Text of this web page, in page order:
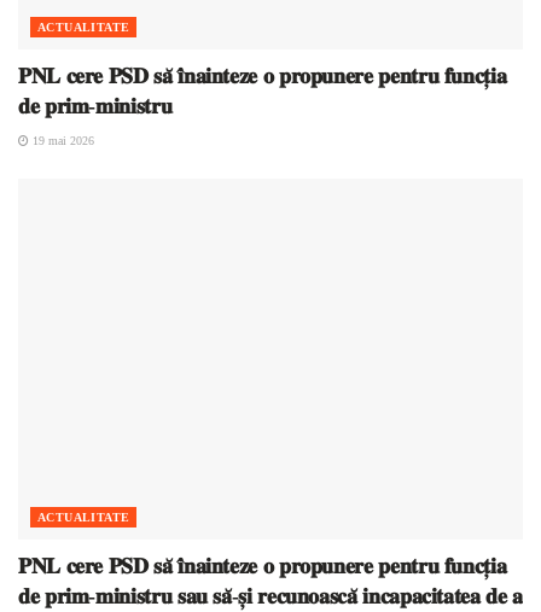
ACTUALITATE
𝐏𝐍𝐋 𝐜𝐞𝐫𝐞 𝐏𝐒𝐃 𝐬𝐚̆ 𝐢̂𝐧𝐚𝐢𝐧𝐭𝐞𝐳𝐞 𝐨 𝐩𝐫𝐨𝐩𝐮𝐧𝐞𝐫𝐞 𝐩𝐞𝐧𝐭𝐫𝐮 𝐟𝐮𝐧𝐜𝐭̦𝐢𝐚
𝐝𝐞 𝐩𝐫𝐢𝐦-𝐦𝐢𝐧𝐢𝐬𝐭𝐫𝐮
19 mai 2026
ACTUALITATE
𝐏𝐍𝐋 𝐜𝐞𝐫𝐞 𝐏𝐒𝐃 𝐬𝐚̆ 𝐢̂𝐧𝐚𝐢𝐧𝐭𝐞𝐳𝐞 𝐨 𝐩𝐫𝐨𝐩𝐮𝐧𝐞𝐫𝐞 𝐩𝐞𝐧𝐭𝐫𝐮 𝐟𝐮𝐧𝐜𝐭̦𝐢𝐚
𝐝𝐞 𝐩𝐫𝐢𝐦-𝐦𝐢𝐧𝐢𝐬𝐭𝐫𝐮 𝐬𝐚𝐮 𝐬𝐚̆-𝐬̦𝐢 𝐫𝐞𝐜𝐮𝐧𝐨𝐚𝐬𝐜𝐚̆ 𝐢𝐧𝐜𝐚𝐩𝐚𝐜𝐢𝐭𝐚𝐭𝐞𝐚 𝐝𝐞 𝐚